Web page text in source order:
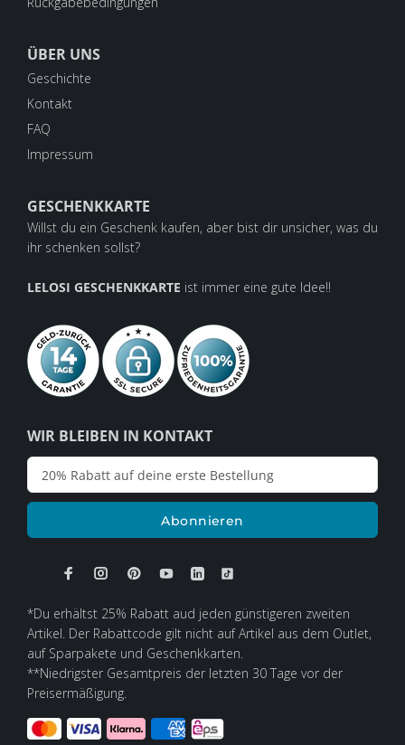
WIR BLEIBEN IN KONTAKT
Abonnieren
ÜBER UNS
Geschichte
Kontakt
FAQ
Impressum
GESCHENKKARTE
Willst du ein Geschenk kaufen, aber bist dir unsicher, was du
ihr schenken sollst?
LELOSI GESCHENKKARTE ist immer eine gute Idee!!
*Du erhältst 25% Rabatt aud jeden günstigeren zweiten
Artikel. Der Rabattcode gilt nicht auf Artikel aus dem Outlet,
auf Sparpakete und Geschenkkarten.
**Niedrigster Gesamtpreis der letzten 30 Tage vor der
Preisermäßigung.